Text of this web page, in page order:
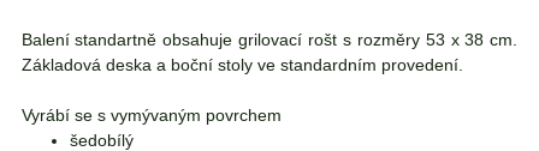
Balení standartně obsahuje grilovací rošt s rozměry 53 x 38 cm.
Základová deska a boční stoly ve standardním provedení.
Vyrábí se s vymývaným povrchem
šedobílý